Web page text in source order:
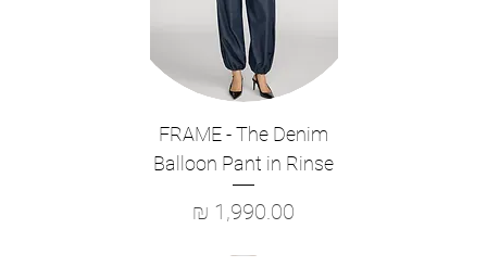
FRAME - The Denim
Balloon Pant in Rinse
מחיר